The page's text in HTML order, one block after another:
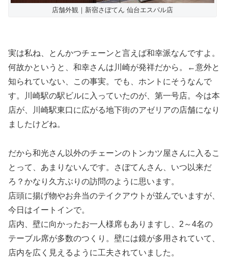
店舗外観｜新宿さぼてん 仙台エスパル店
実は私ね、とんかつチェーンと言えば和幸派なんですよ。
何故かというと、和幸さんは川崎が発祥だから。←意外と
知られていない、この事実。でも、ホントにそうなんで
す。川崎駅の駅ビルに入っていたのが、第一号店。今は本
店が、川崎駅東口に広がる地下街のアゼリアの店舗になり
ましたけどね。
だから和光さん以外のチェーンのトンカツ屋さんに入るこ
とって、あまりないんです。さぼてんさん、いつ以来だ
ろ？かなり久方ぶりの訪問のように思います。
店頭に揚げ物やお弁当のテイクアウトが並んでいますが、
今日はイートインで。
店内、壁に向かったお一人様席もありますし、2～4名の
テーブル席が多数のつくり。壁には鏡が多用されていて、
店内を広く見えるように工夫されていました。